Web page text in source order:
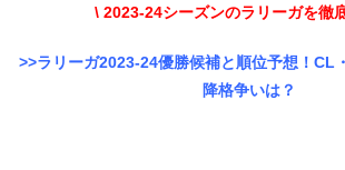
\ 2023-24シーズンのラリーガを徹
>>ラリーガ2023-24優勝候補と順位予想！CL
降格争いは？